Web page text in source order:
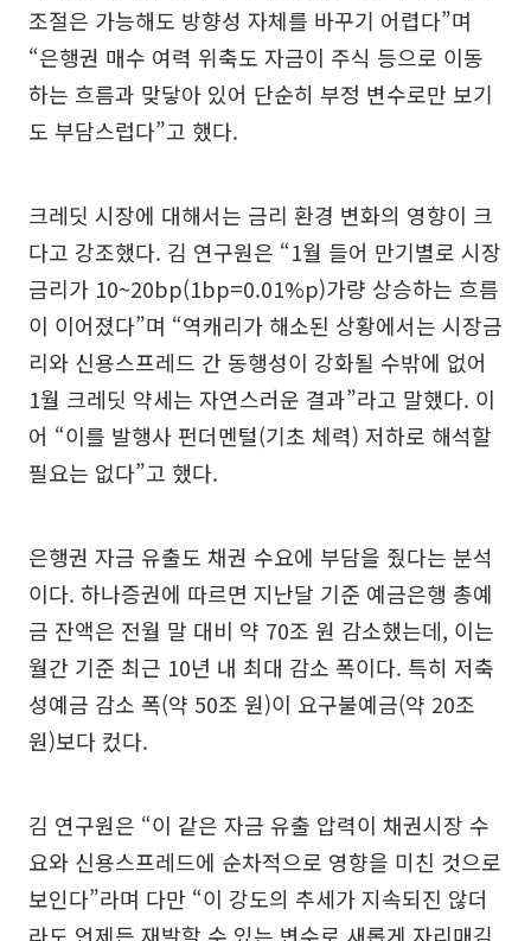
조절은 가능해도 방향성 자체를 바꾸기 어렵다”며
“은행권 매수 여력 위축도 자금이 주식 등으로 이동
하는 흐름과 맞닿아 있어 단순히 부정 변수로만 보기
도 부담스럽다”고 했다.
크레딧 시장에 대해서는 금리 환경 변화의 영향이 크
다고 강조했다. 김 연구원은 “1월 들어 만기별로 시장
금리가 10~20bp(1bp=0.01%p)가량 상승하는 흐름
이 이어졌다”며 “역캐리가 해소된 상황에서는 시장금
리와 신용스프레드 간 동행성이 강화될 수밖에 없어
1월 크레딧 약세는 자연스러운 결과”라고 말했다. 이
어 “이를 발행사 펀더멘털(기초 체력) 저하로 해석할
필요는 없다”고 했다.
은행권 자금 유출도 채권 수요에 부담을 줬다는 분석
이다. 하나증권에 따르면 지난달 기준 예금은행 총예
금 잔액은 전월 말 대비 약 70조 원 감소했는데, 이는
월간 기준 최근 10년 내 최대 감소 폭이다. 특히 저축
성예금 감소 폭(약 50조 원)이 요구불예금(약 20조
원)보다 컸다.
김 연구원은 “이 같은 자금 유출 압력이 채권시장 수
요와 신용스프레드에 순차적으로 영향을 미친 것으로
보인다”라며 다만 “이 강도의 추세가 지속되진 않더
라도 언제든 재발할 수 있는 변수로 새롭게 자리매김